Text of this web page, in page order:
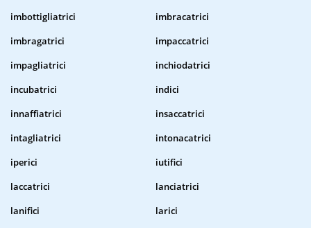
imbottigliatrici
imbracatrici
imbragatrici
impaccatrici
impagliatrici
inchiodatrici
incubatrici
indici
innaffiatrici
insaccatrici
intagliatrici
intonacatrici
iperici
iutifici
laccatrici
lanciatrici
lanifici
larici